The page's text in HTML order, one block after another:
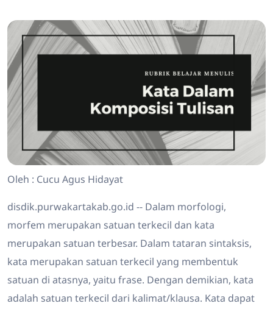
Oleh : Cucu Agus Hidayat
disdik.purwakartakab.go.id -- Dalam morfologi,
morfem merupakan satuan terkecil dan kata
merupakan satuan terbesar. Dalam tataran sintaksis,
kata merupakan satuan terkecil yang membentuk
satuan di atasnya, yaitu frase. Dengan demikian, kata
adalah satuan terkecil dari kalimat/klausa. Kata dapat